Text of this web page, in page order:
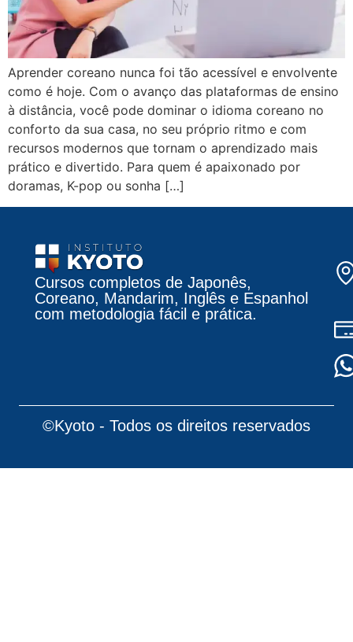
Aprender coreano nunca foi tão acessível e envolvente
como é hoje. Com o avanço das plataformas de ensino
à distância, você pode dominar o idioma coreano no
conforto da sua casa, no seu próprio ritmo e com
recursos modernos que tornam o aprendizado mais
prático e divertido. Para quem é apaixonado por
doramas, K-pop ou sonha […]
Cursos completos de Japonês,
Coreano, Mandarim, Inglês e Espanhol
com metodologia fácil e prática.
©Kyoto - Todos os direitos reservados